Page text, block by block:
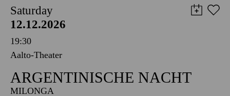
Saturday
12.12.2026
19:30
Aalto-Theater
ARGENTINISCHE NACHT
MILONGA